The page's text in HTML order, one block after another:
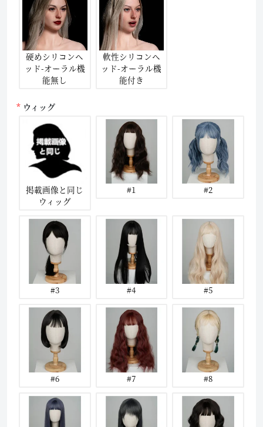
硬めシリコンヘ
ッド-オーラル機
能無し
軟性シリコンヘ
ッド-オーラル機
能付き
ウィッグ
掲載画像と同じ
ウィッグ
#1 #2
#3 #4 #5
#6 #7 #8